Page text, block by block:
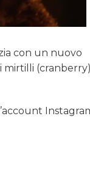
con un nuovo
mirtilli